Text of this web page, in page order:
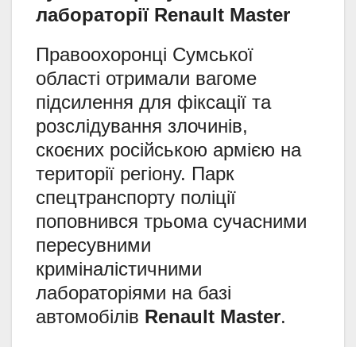
лабораторії Renault Master
Правоохоронці Сумської
області отримали вагоме
підсилення для фіксації та
розслідування злочинів,
скоєних російською армією на
території регіону. Парк
спецтранспорту поліції
поповнився трьома сучасними
пересувними
криміналістичними
лабораторіями на базі
автомобілів Renault Master.